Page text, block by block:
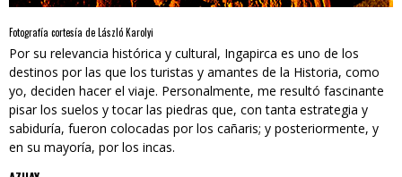
Fotografía cortesía de László Karolyi
Por su relevancia histórica y cultural, Ingapirca es uno de los
destinos por las que los turistas y amantes de la Historia, como
yo, deciden hacer el viaje. Personalmente, me resultó fascinante
pisar los suelos y tocar las piedras que, con tanta estrategia y
sabiduría, fueron colocadas por los cañaris; y posteriormente, y
en su mayoría, por los incas.